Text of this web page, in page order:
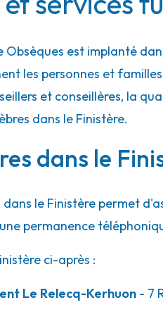
est implanté
les personnes et
et conseillères, la
dans le Finistère.
dans le
le Finistère permet
permanence
ci-après :
Le Relecq-Kerhuon - 7